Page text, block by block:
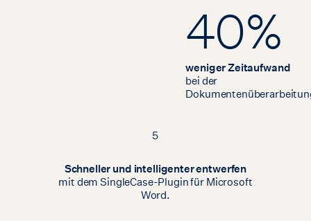
40%
weniger Zeitaufwand
bei der
5
Schneller und intelligenterentwerfen
mit dem SingleCase-Pluginfür Microsoft
Word.